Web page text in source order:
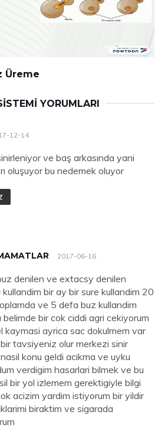
Üreme
YORUMLARI
12-14
ve baş arkasında yani
oluşuyor bu nedemek oluyor
2017-06-16
denilen ve extacsy denilen
kullandim bir ay bir sure kullandim 20
ve 5 defa buz kullandim
belimde bir cok ciddi agri cekiyorum
kaymasi ayrica sac dokulmem var
tavsiyeniz olur merkezi sinir
konu geldi acikma ve uyku
verdigim hasarlari bilmek ve bu
bir yol izlemem gerektigiyle bilgi
acizim yardim istiyorum bir yildir
biraktim ve sigarada